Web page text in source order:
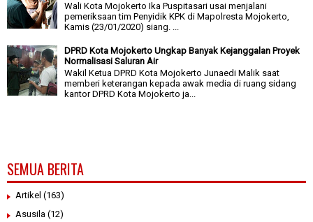
Wali Kota Mojokerto Ika Puspitasari usai menjalani
pemeriksaan tim Penyidik KPK di Mapolresta Mojokerto,
Kamis (23/01/2020) siang. ...
DPRD Kota Mojokerto Ungkap Banyak Kejanggalan Proyek
Normalisasi Saluran Air
Wakil Ketua DPRD Kota Mojokerto Junaedi Malik saat
memberi keterangan kepada awak media di ruang sidang
kantor DPRD Kota Mojokerto ja...
SEMUA BERITA
Artikel (163)
Asusila (12)